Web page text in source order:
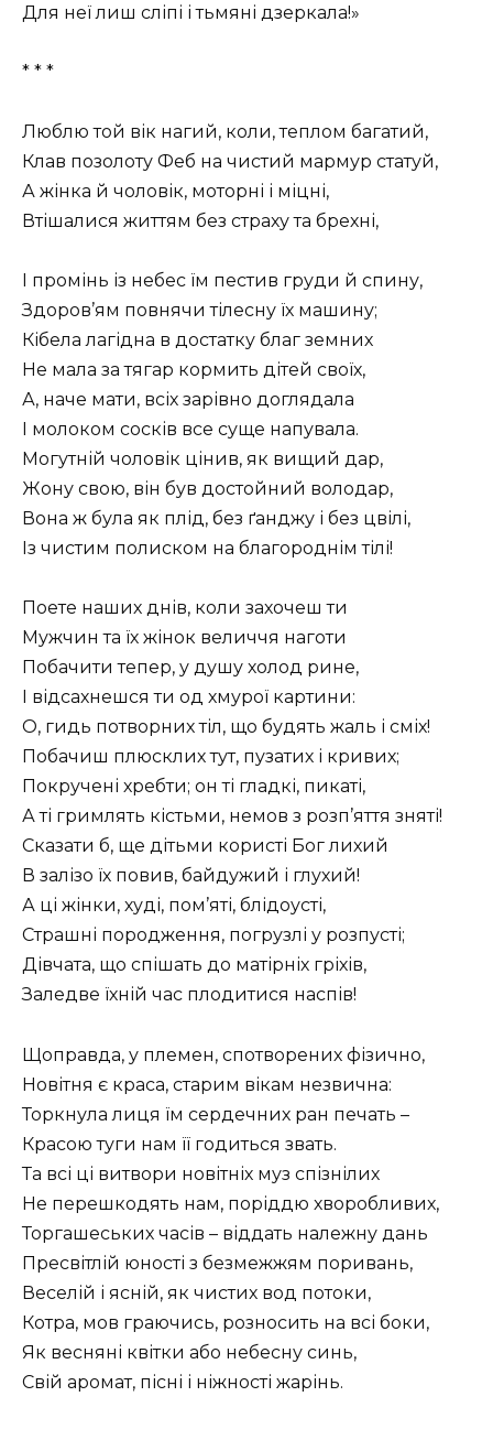
Для неї лиш сліпі і тьмяні дзеркала!»
* * *
Люблю той вік нагий, коли, теплом багатий,
Клав позолоту Феб на чистий мармур статуй,
А жінка й чоловік, моторні і міцні,
Втішалися життям без страху та брехні,
I промінь із небес їм пестив груди й спину,
Здоров’ям повнячи тілесну їх машину;
Кібела лагідна в достатку благ земних
Не мала за тягар кормить дітей своїх,
А, наче мати, всіх зарівно доглядала
I молоком сосків все суще напувала.
Могутній чоловік цінив, як вищий дар,
Жону свою, він був достойний володар,
Вона ж була як плід, без ґанджу і без цвілі,
Із чистим полиском на благороднім тілі!
Поете наших днів, коли захочеш ти
Мужчин та їх жінок величчя наготи
Побачити тепер, у душу холод рине,
I відсахнешся ти од хмурої картини:
О, гидь потворних тіл, що будять жаль і сміх!
Побачиш плюсклих тут, пузатих і кривих;
Покручені хребти; он ті гладкі, пикаті,
А ті гримлять кістьми, немов з розп’яття зняті!
Сказати б, ще дітьми користі Бог лихий
В залізо їх повив, байдужий і глухий!
А ці жінки, худі, пом’яті, блідоусті,
Страшні породження, погрузлі у розпусті;
Дівчата, що спішать до матірніх гріхів,
Заледве їхній час плодитися наспів!
Щоправда, у племен, спотворених фізично,
Новітня є краса, старим вікам незвична:
Торкнула лиця їм сердечних ран печать –
Красою туги нам її годиться звать.
Та всі ці витвори новітніх муз спізнілих
Не перешкодять нам, поріддю хворобливих,
Торгашеських часів – віддать належну дань
Пресвітлій юності з безмежжям поривань,
Веселій і ясній, як чистих вод потоки,
Котра, мов граючись, розносить на всі боки,
Як весняні квітки або небесну синь,
Свій аромат, пісні і ніжності жарінь.